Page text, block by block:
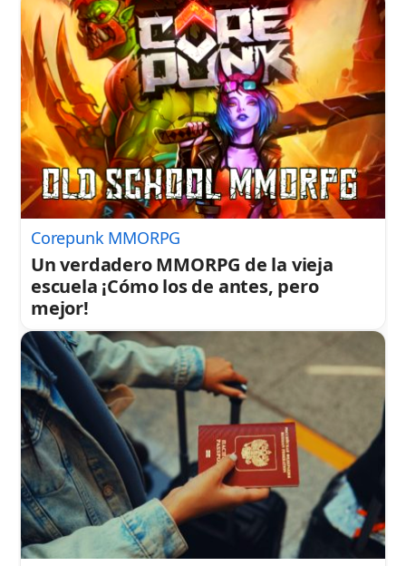
Corepunk MMORPG
Un verdadero MMORPG de la vieja
escuela ¡Cómo los de antes, pero
mejor!